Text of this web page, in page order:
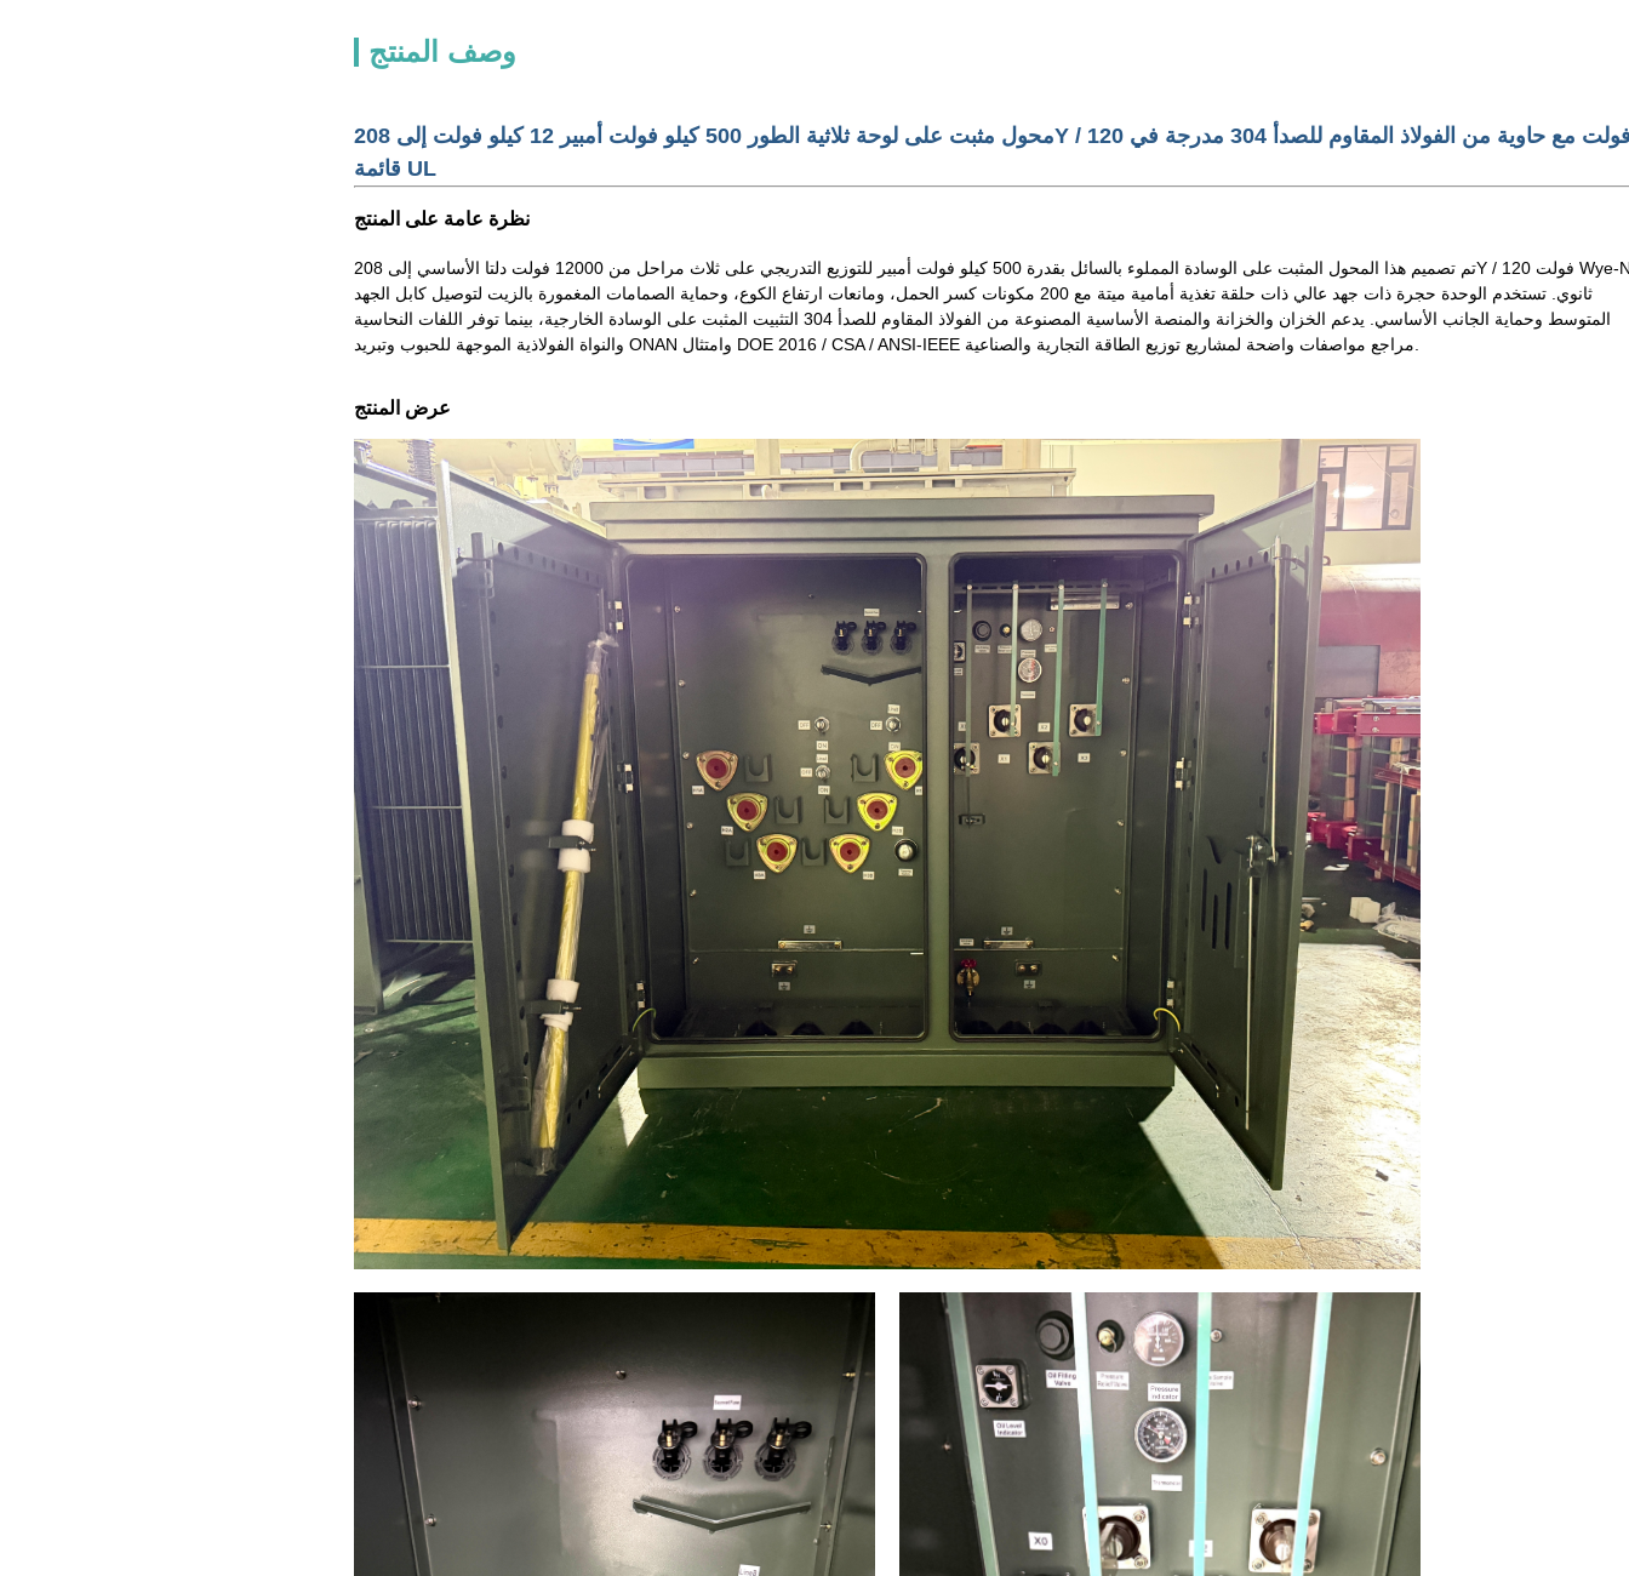
وصف المنتج
محول مثبت على لوحة ثلاثية الطور 500 كيلو فولت أمبير 12 كيلو فولت إلى 208Y / 120 فولت مع حاوية من الفولاذ المقاوم للصدأ 304 مدرجة في
قائمة UL
نظرة عامة على المنتج
تم تصميم هذا المحول المثبت على الوسادة المملوء بالسائل بقدرة 500 كيلو فولت أمبير للتوزيع التدريجي على ثلاث مراحل من 12000 فولت دلتا الأساسي إلى 208Y / 120 فولت Wye-N
ثانوي. تستخدم الوحدة حجرة ذات جهد عالي ذات حلقة تغذية أمامية ميتة مع 200 مكونات كسر الحمل، ومانعات ارتفاع الكوع، وحماية الصمامات المغمورة بالزيت لتوصيل كابل الجهد
المتوسط ​​وحماية الجانب الأساسي. يدعم الخزان والخزانة والمنصة الأساسية المصنوعة من الفولاذ المقاوم للصدأ 304 التثبيت المثبت على الوسادة الخارجية، بينما توفر اللفات النحاسية
عرض المنتج